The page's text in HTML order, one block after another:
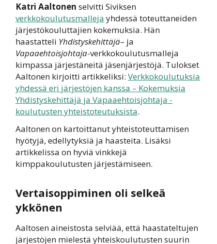
Katri Aaltonen selvitti Siviksen
verkkokoulutusmalleja yhdessä toteuttaneiden
järjestökouluttajien kokemuksia. Hän
haastatteli Yhdistyskehittäjä– ja
Vapaaehtoisjohtaja-verkkokoulutusmalleja
kimpassa järjestäneitä jäsenjärjestöjä. Tulokset
Aaltonen kirjoitti artikkeliksi: Verkkokoulutuksia
yhdessä eri järjestöjen kanssa – Kokemuksia
Yhdistyskehittäjä ja Vapaaehtoisjohtaja -
koulutusten yhteistoteutuksista.
Aaltonen on kartoittanut yhteistoteuttamisen
hyötyjä, edellytyksiä ja haasteita. Lisäksi
artikkelissa on hyviä vinkkejä
kimppakoulutusten järjestämiseen.
Vertaisoppiminen oli selkeä
ykkönen
Aaltosen aineistosta selviää, että haastateltujen
järjestöjen mielestä yhteiskoulutusten suurin